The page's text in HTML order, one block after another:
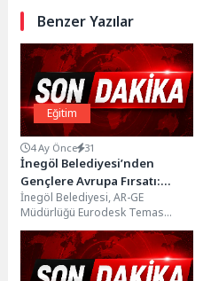
Benzer Yazılar
Eğitim
4 Ay Önce 31
İnegöl Belediyesi’nden
Gençlere Avrupa Fırsatı:
DiscoverEU Tanıtım Etkinliği
Düzenlendi
İnegöl Belediyesi, AR-GE
Müdürlüğü Eurodesk Temas
Noktası organizasyonuyla
gençlere yönelik DiscoverEU
bilgilendirme ve başvuru
etkinliği...